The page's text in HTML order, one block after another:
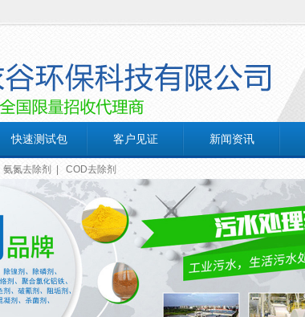
快速测试包 客户见证 新闻资讯
氨氮去除剂 COD去除剂